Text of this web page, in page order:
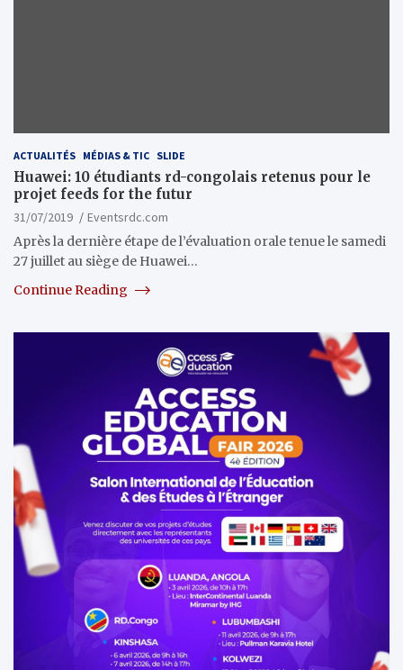
ACTUALITÉS MÉDIAS & TIC SLIDE
Huawei: 10 étudiants rd-congolais retenus pour le
projet feeds for the futur
31/07/2019
Eventsrdc.com
Après la dernière étape de l’évaluation orale tenue le samedi
27 juillet au siège de Huawei…
Continue Reading